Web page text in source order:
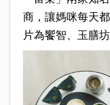
商，讓媽咪每天
片為饗智、玉膳